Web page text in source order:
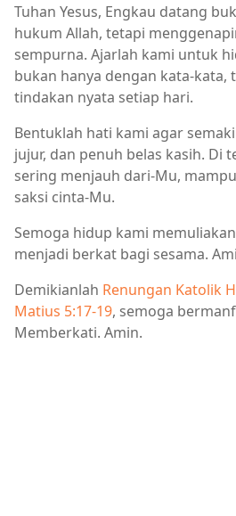
Tuhan Yesus, Engkau datang
hukum Allah, tetapi
sempurna. Ajarlah kami untuk
bukan hanya dengan kata-kata,
tindakan nyata setiap hari.
Bentuklah hati kami agar
jujur, dan penuh belas kasih. Di
sering menjauh dari-Mu,
saksi cinta-Mu.
Semoga hidup kami
menjadi berkat bagi sesama.
Demikianlah Renungan Katolik
Matius 5:17-19, semoga
Memberkati. Amin.